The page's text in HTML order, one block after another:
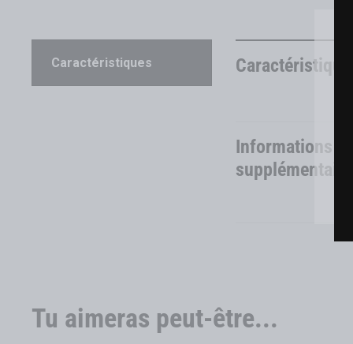
Caractéristiques Caractéristiques
Informations
supplémentaires
Tu aimeras peut-être...